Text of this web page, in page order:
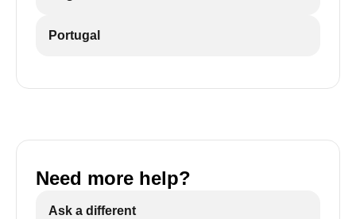
Portugal
Need more help?
Ask a different